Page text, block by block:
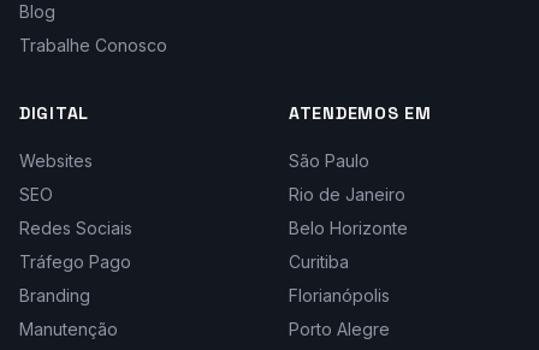
Blog
Trabalhe Conosco
DIGITAL
Websites
SEO
Redes Sociais
Tráfego Pago
Branding
Manutenção
ATENDEMOS EM
São Paulo
Rio de Janeiro
Belo Horizonte
Curitiba
Florianópolis
Porto Alegre